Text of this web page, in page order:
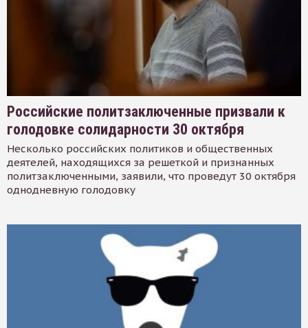
Российские политзаключенные призвали к
голодовке солидарности 30 октября
Несколько российских политиков и общественных
деятелей, находящихся за решеткой и признанных
политзаключенными, заявили, что проведут 30 октября
однодневную голодовку